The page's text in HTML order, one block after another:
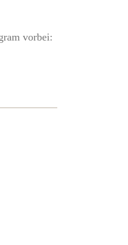
vorbei: